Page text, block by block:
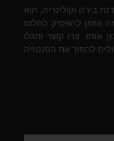
בירה וקולינריה, הוא
הזמן להפסיק לחלום
אותו. צרו קשר ותגלו
להפוך את הפנטזיה